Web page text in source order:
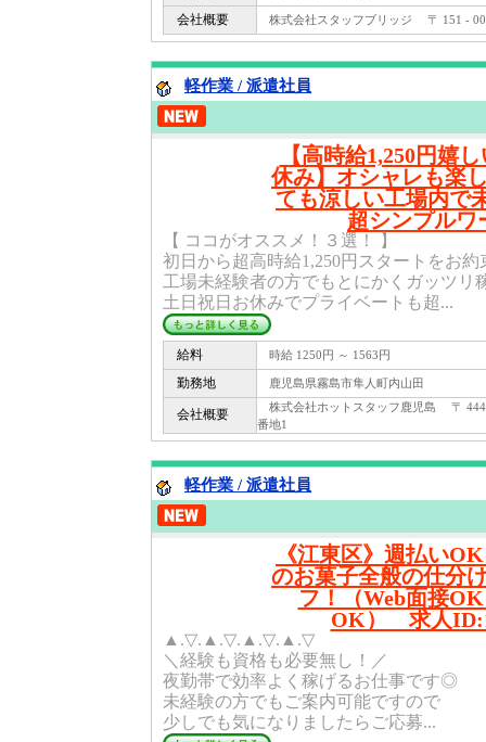
会社概要 株式会社スタッフブリッジ 〒 151 -
軽作業 / 派遣社員
【高時給1,250円嬉
休み】オシャレも楽
ても涼しい工場内で
超シンプルワ
【 ココがオススメ！３選！ 】
初日から超高時給1,250円スタートをお約
工場未経験者の方でもとにかくガッツリ
土日祝日お休みでプライベートも超...
給料 時給 1250円 ～ 1563円
勤務地 鹿児島県霧島市隼人町内山田
会社概要
株式会社ホットスタッフ鹿児島 〒
番地1
軽作業 / 派遣社員
《江東区》週払い
のお菓子全般の仕分
フ！（Web面接
OK） 求人
▲.▽.▲.▽.▲.▽.▲.▽
＼経験も資格も必要無し！／
夜勤帯で効率よく稼げるお仕事です◎
未経験の方でもご案内可能ですので
少しでも気になりましたらご応募...